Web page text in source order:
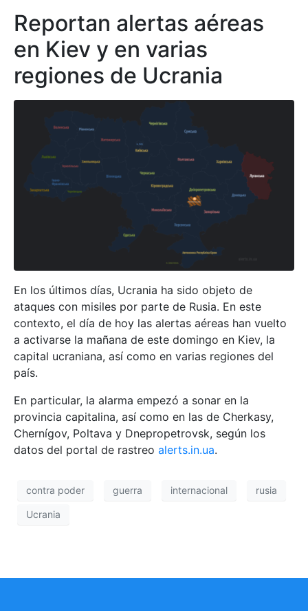
Reportan alertas aéreas
en Kiev y en varias
regiones de Ucrania
En los últimos días, Ucrania ha sido objeto de
ataques con misiles por parte de Rusia. En este
contexto, el día de hoy las alertas aéreas han vuelto
a activarse la mañana de este domingo en Kiev, la
capital ucraniana, así como en varias regiones del
país.
En particular, la alarma empezó a sonar en la
provincia capitalina, así como en las de Cherkasy,
Chernígov, Poltava y Dnepropetrovsk, según los
datos del portal de rastreo alerts.in.ua.
contra poder guerra internacional rusia
Ucrania